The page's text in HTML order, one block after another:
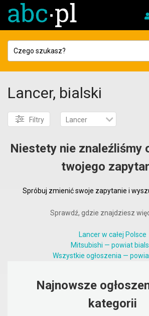
Lancer, bialski
Filtry Lancer
Niestety nie znaleźliśmy
twojego
Spróbuj zmienić swoje zapytanie i
Sprawdź, gdzie znajdziesz
Lancer w całej Polsce
Mitsubishi — powiat
Wszystkie ogłoszenia —
Najnowsze
kategorii